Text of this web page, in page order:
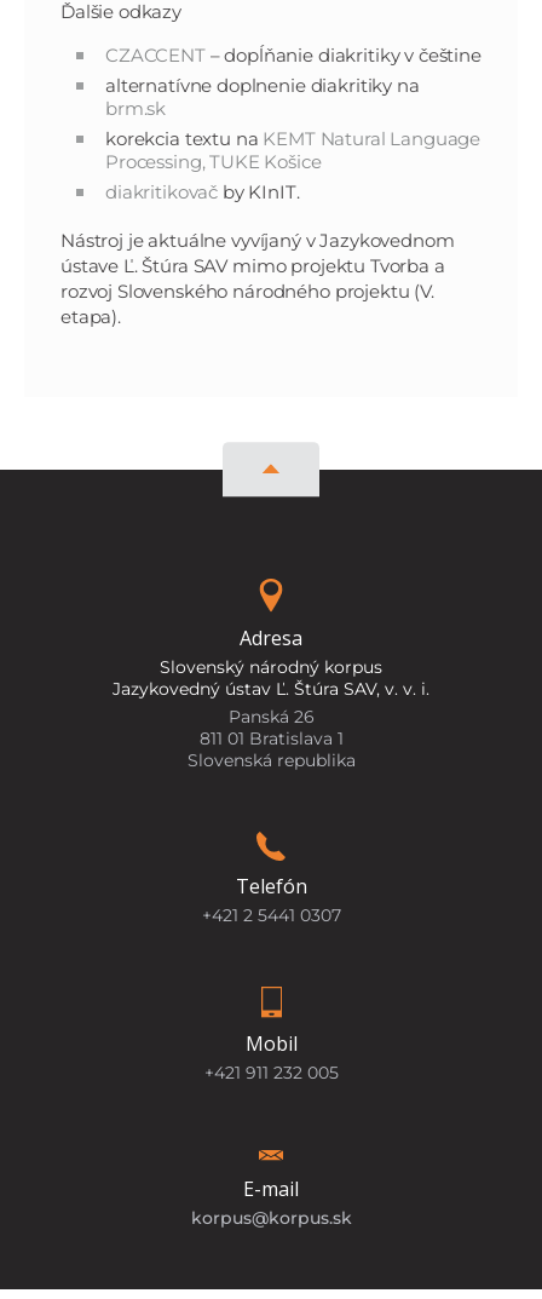
Ďalšie odkazy
CZACCENT– dopĺňanie diakritiky v češtine
alternatívne doplnenie diakritiky na
brm.sk
korekcia textu na KEMT Natural Language
Processing, TUKE Košice
diakritikovač by KInIT.
Nástroj je aktuálne vyvíjaný v Jazykovednom
ústave Ľ. Štúra SAV mimo projektu Tvorba a
rozvoj Slovenského národného projektu (V.
etapa).
Adresa
Slovenský národný korpus
Jazykovedný ústav Ľ. Štúra SAV, v. v. i.
Panská 26
811 01 Bratislava 1
Slovenská republika
Telefón
+421 2 5441 0307
Mobil
+421 911 232 005
E-mail
korpus@korpus.sk